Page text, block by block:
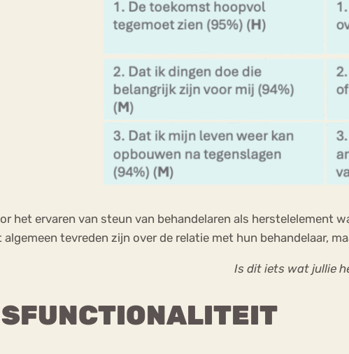
het ervaren van steun van behandelaren als herstelelement
tevreden zijn over de relatie met hun behandelaar,
Is dit iets wat jullie